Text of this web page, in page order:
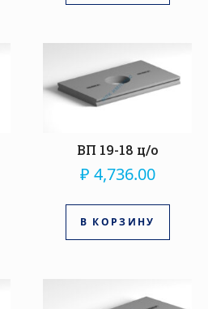
ВП 19-18 ц/о
₽ 4,736.00
В КОРЗИНУ